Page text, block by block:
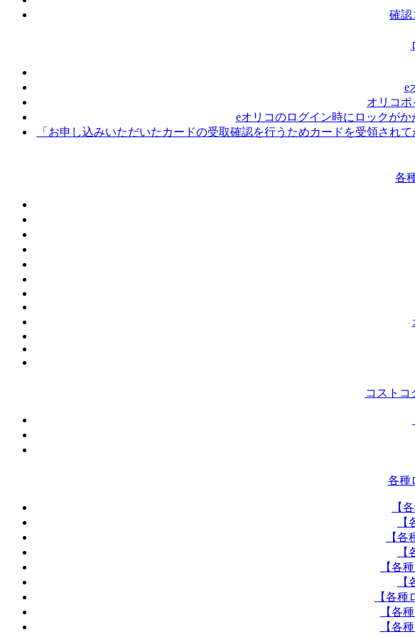
確認
e
オリコ
eオリコのログイン時にロックが
「お申し込みいただいたカードの受取確認を行うためカードを受領され
各
コストコ
各種
【
【
【各
【各
【各
【各